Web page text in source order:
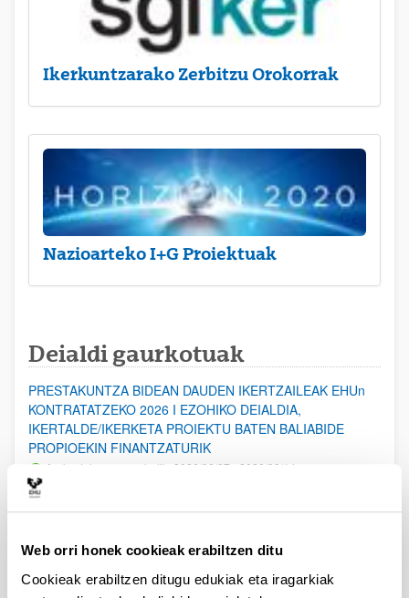
Web orri honek cookieak erabiltzen ditu
Cookieak erabiltzen ditugu edukiak eta iragarkiak
Ikerkuntzarako Zerbitzu Orokorrak
Nazioarteko I+G Proiektuak
Deialdi gaurkotuak
PRESTAKUNTZA BIDEAN DAUDEN IKERTZAILEAK EHUn
KONTRATATZEKO 2026 I EZOHIKO DEIALDIA,
IKERTALDE/IKERKETA PROIEKTU BATEN BALIABIDE
PROPIOEKIN FINANTZATURIK
Aurkezteko epea zabalik: 2026/08/07 - 2026/08/14
erosi eta berritzeko laguntzak 2026
Izapide irekia